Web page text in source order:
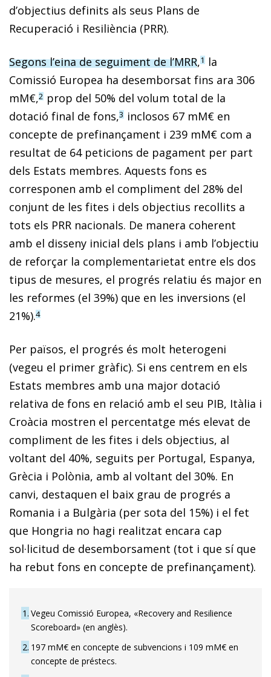
d’objectius definits als seus Plans de
Recuperació i Resi­liència (PRR).
Segons l’eina de seguiment de l’MRR,1 la
Comissió Europea ha desemborsat fins ara 306
mM€,2 prop del 50% del volum total de la
dotació final de fons,3 inclosos 67 mM€ en
concepte de prefinançament i 239 mM€ com a
resultat de 64 peticions de pagament per part
dels Estats membres. Aquests fons es
corresponen amb el compliment del 28% del
conjunt de les fites i dels objectius recollits a
tots els PRR nacionals. De manera coherent
amb el disseny inicial dels plans i amb l’objectiu
de reforçar la complementarietat entre els dos
tipus de mesures, el progrés relatiu és major en
les reformes (el 39%) que en les inversions (el
21%).4
Per països, el progrés és molt heterogeni
(vegeu el primer gràfic). Si ens centrem en els
Estats membres amb una major dotació
relativa de fons en relació amb el seu PIB, Itàlia i
Croàcia mostren el percentatge més elevat de
compliment de les fites i dels objectius, al
voltant del 40%, seguits per Portugal, Espanya,
Grècia i Polònia, amb al voltant del 30%. En
canvi, destaquen el baix grau de progrés a
Romania i a Bulgària (per sota del 15%) i el fet
que Hongria no hagi realitzat encara cap
sol·licitud de desemborsament (tot i que sí que
ha rebut fons en concepte de prefinançament).
1 Vegeu Comissió Europea, «Recovery and Resilience
Scoreboard» (en anglès).
2 197 mM€ en concepte de subvencions i 109 mM€ en
concepte de préstecs.